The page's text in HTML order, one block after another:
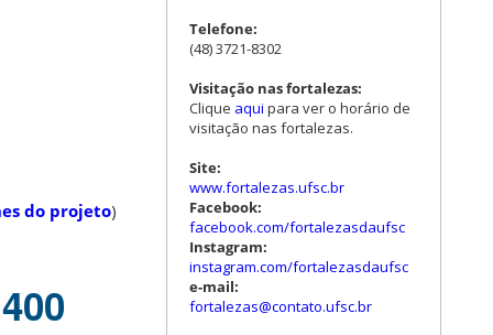
do projeto)
Telefone:
(48) 3721-8302
Visitação nas fortalezas:
Clique aqui para ver o horário de
visitação nas fortalezas.
Site:
www.fortalezas.ufsc.br
Facebook:
facebook.com/fortalezasdaufsc
Instagram:
instagram.com/fortalezasdaufsc
e-mail:
fortalezas@contato.ufsc.br